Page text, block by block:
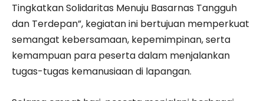
Tingkatkan Solidaritas Menuju Basarnas Tangguh
dan Terdepan”, kegiatan ini bertujuan memperkuat
semangat kebersamaan, kepemimpinan, serta
kemampuan para peserta dalam menjalankan
tugas-tugas kemanusiaan di lapangan.